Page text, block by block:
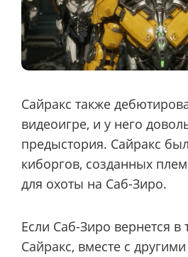
Сайракс также
видеоигре, и у него
предыстория. Сайракс
киборгов, созданных
для охоты на Саб-Зиро.
Если Саб-Зиро вернется
Сайракс, вместе с